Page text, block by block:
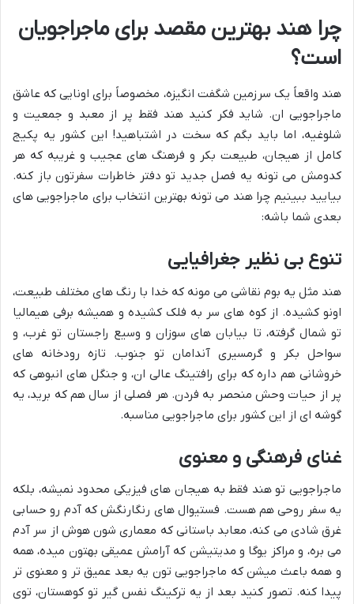
چرا هند بهترین مقصد برای ماجراجویان
است؟
هند واقعاً یک سرزمین شگفت انگیزه، مخصوصاً برای اونایی که عاشق
ماجراجویی ان. شاید فکر کنید هند فقط پر از معبد و جمعیت و
شلوغیه، اما باید بگم که سخت در اشتباهید! این کشور یه پکیج
کامل از هیجان، طبیعت بکر و فرهنگ های عجیب و غریبه که هر
کدومش می تونه یه فصل جدید تو دفتر خاطرات سفرتون باز کنه.
بیایید ببینیم چرا هند می تونه بهترین انتخاب برای ماجراجویی های
بعدی شما باشه:
تنوع بی نظیر جغرافیایی
هند مثل یه بوم نقاشی می مونه که خدا با رنگ های مختلف طبیعت،
اونو کشیده. از کوه های سر به فلک کشیده و همیشه برفی هیمالیا
تو شمال گرفته، تا بیابان های سوزان و وسیع راجستان تو غرب، و
سواحل بکر و گرمسیری آندامان تو جنوب. تازه رودخانه های
خروشانی هم داره که برای رافتینگ عالی ان، و جنگل های انبوهی که
پر از حیات وحش منحصر به فردن. هر فصلی از سال هم که برید، یه
گوشه ای از این کشور برای ماجراجویی مناسبه.
غنای فرهنگی و معنوی
ماجراجویی تو هند فقط به هیجان های فیزیکی محدود نمیشه، بلکه
یه سفر روحی هم هست. فستیوال های رنگارنگش که آدم رو حسابی
غرق شادی می کنه، معابد باستانی که معماری شون هوش از سر آدم
می بره، و مراکز یوگا و مدیتیشن که آرامش عمیقی بهتون میده، همه
و همه باعث میشن که ماجراجویی تون یه بعد عمیق تر و معنوی تر
پیدا کنه. تصور کنید بعد از یه ترکینگ نفس گیر تو کوهستان، توی